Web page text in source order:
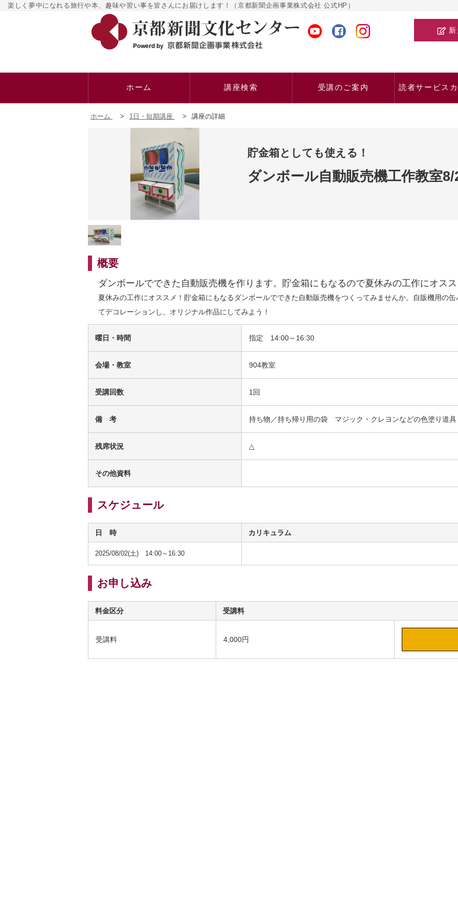
楽しく夢中になれる旅行や本、趣味や習い事を皆さんにお届けします！（京都新聞企画事業株式会社 公式HP）
ホーム 講座検索 受講のご案内 読者サービス
ホーム > 1日・短期講座 > 講座の詳細
貯金箱としても使える！
ダンボール自動販売機工作教室8/
概要
ダンボールでできた自動販売機を作ります。貯金箱にもなるので夏休みの工作にオス
夏休みの工作にオススメ！貯金箱にもなるダンボールでできた自動販売機をつくってみませんか。自販機用の
てデコレーションし、オリジナル作品にしてみよう！
曜日・時間 指定 14:00～16:30
会場・教室 904教室
受講回数 1回
備 考 持ち物／持ち帰り用の袋 マジック・クレヨンなどの色塗り道
残席状況 △
その他資料
スケジュール
日 時 カリキュラム
2025/08/02(土) 14:00～16:30
お申し込み
料金区分 受講料
受講料 4,000円